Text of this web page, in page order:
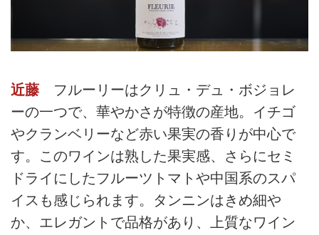
近藤 フルーリーはクリュ・デュ・ボジョレ
ーの一つで、華やかさが特徴の産地。イチゴ
やクランベリーなど赤い果実の香りが中心で
す。このワインは熟した果実感、さらにセミ
ドライにしたフルーツトマトや中国系のスパ
イスも感じられます。タンニンはきめ細や
か、エレガントで品格があり、上質なワイン